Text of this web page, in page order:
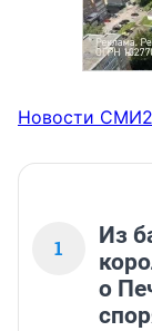
Новости СМИ2
1
Из
о